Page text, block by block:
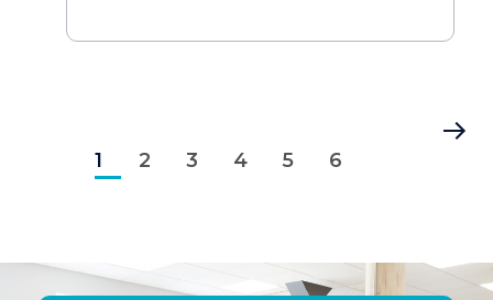
courante
1
2
3
4
5
6
Dernière